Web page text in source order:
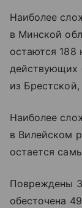
Наиболее
в Минской
остаются 188
действующих
из
Наиболее
в Вилейском
остается
Повреждены
обесточена